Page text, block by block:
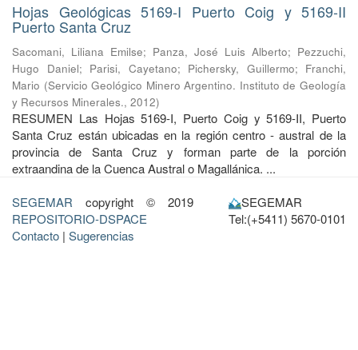
Hojas Geológicas 5169-I Puerto Coig y 5169-II
Puerto Santa Cruz
Sacomani, Liliana Emilse; Panza, José Luis Alberto; Pezzuchi,
Hugo Daniel; Parisi, Cayetano; Pichersky, Guillermo; Franchi,
Mario (Servicio Geológico Minero Argentino. Instituto de Geología
y Recursos Minerales., 2012)
RESUMEN Las Hojas 5169-I, Puerto Coig y 5169-II, Puerto
Santa Cruz están ubicadas en la región centro - austral de la
provincia de Santa Cruz y forman parte de la porción
extraandina de la Cuenca Austral o Magallánica. ...
SEGEMAR copyright © 2019
REPOSITORIO-DSPACE
Contacto | Sugerencias
SEGEMAR
Tel:(+5411) 5670-0101